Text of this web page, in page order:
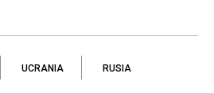
UCRANIA RUSIA